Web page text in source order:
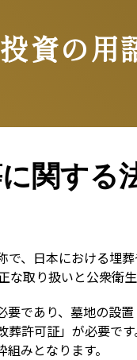
投資の用
関する
、日本における埋
取り扱いと公衆衛
であり、墓地の設
許可証」が必要で
みとなります。